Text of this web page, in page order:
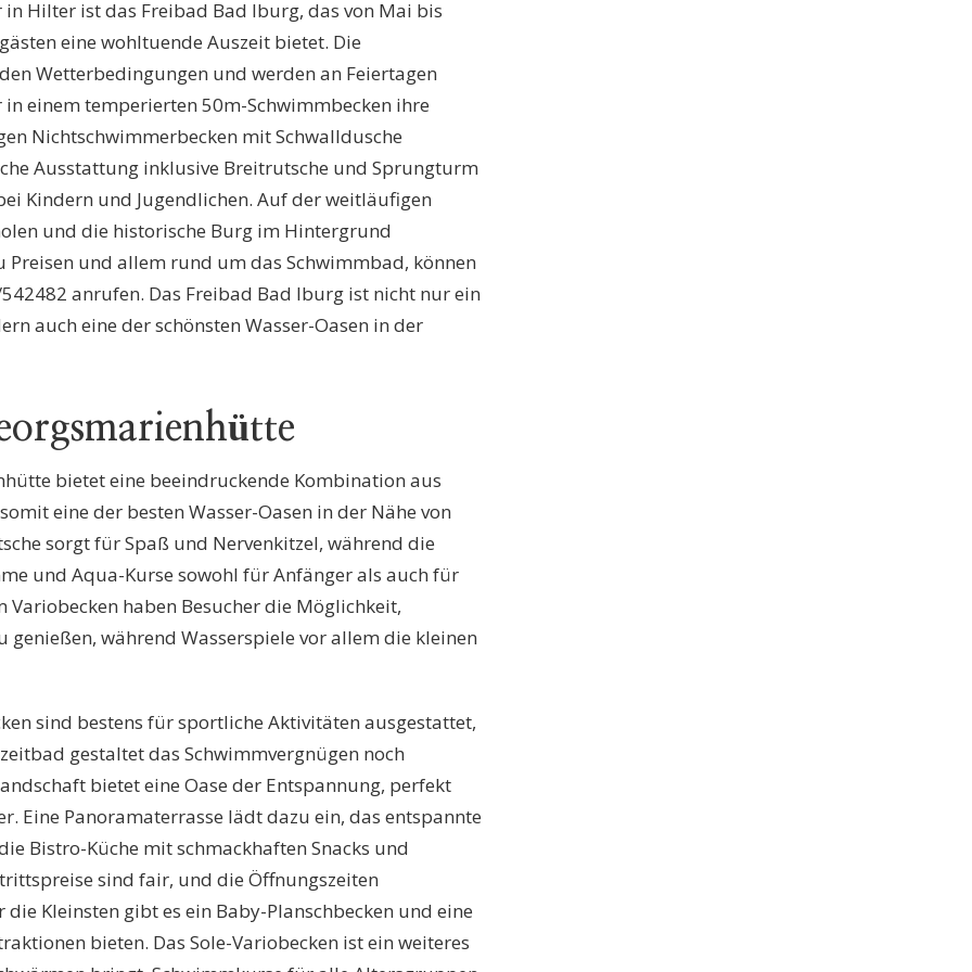
Hilter ist das Freibad Bad Iburg, das von Mai bis
eine wohltuende Auszeit bietet. Die
Wetterbedingungen und werden an Feiertagen
in einem temperierten 50m-Schwimmbecken ihre
Nichtschwimmerbecken mit Schwalldusche
Ausstattung inklusive Breitrutsche und Sprungturm
Kindern und Jugendlichen. Auf der weitläufigen
und die historische Burg im Hintergrund
und allem rund um das Schwimmbad, können
anrufen. Das Freibad Bad Iburg ist nicht nur ein
auch eine der schönsten Wasser-Oasen in der
bietet eine beeindruckende Kombination aus
eine der besten Wasser-Oasen in der Nähe von
sorgt für Spaß und Nervenkitzel, während die
und Aqua-Kurse sowohl für Anfänger als auch für
Variobecken haben Besucher die Möglichkeit,
genießen, während Wasserspiele vor allem die kleinen
sind bestens für sportliche Aktivitäten ausgestattet,
gestaltet das Schwimmvergnügen noch
bietet eine Oase der Entspannung, perfekt
Eine Panoramaterrasse lädt dazu ein, das entspannte
Bistro-Küche mit schmackhaften Snacks und
sind fair, und die Öffnungszeiten
Kleinsten gibt es ein Baby-Planschbecken und eine
bieten. Das Sole-Variobecken ist ein weiteres